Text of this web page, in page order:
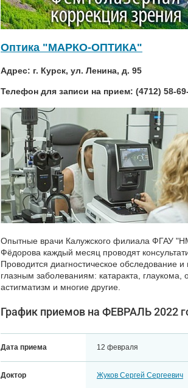
Оптика "МАРКО-ОПТИКА"
Адрес: г. Курск, ул. Ленина, д. 95
Телефон для записи на прием: (4712) 58-
Опытные врачи Калужского филиала
Фёдорова каждый месяц проводят
Проводится диагностическое обследование
глазным заболеваниям: катаракта, глаукома,
астигматизм и многие другие.
График приемов на ФЕВРАЛЬ 2022
Дата приема 12 февраля
Доктор Жуков Сергей Сергеевич